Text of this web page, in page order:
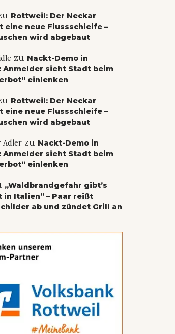
Rottweil: Der Neckar
eine neue Flussschleife –
wird abgebaut
zu Nackt-Demo in
Anmelder sieht Stadt beim
einlenken
Rottweil: Der Neckar
eine neue Flussschleife –
wird abgebaut
Adlerzu Nackt-Demo in
Anmelder sieht Stadt beim
einlenken
„Waldbrandgefahr gibt’s
Italien” – Paar reißt
ab und zündet Grill an